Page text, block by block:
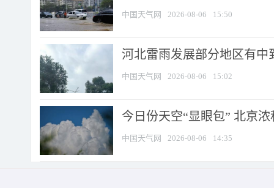
中国天气网 2026-08-06 15:50
河北雷雨发展部分地区有中
中国天气网 2026-08-06 15:02
今日份天空“显眼包” 北京
中国天气网 2026-08-06 14:35